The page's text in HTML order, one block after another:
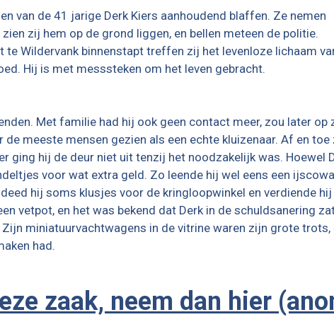
van de 41 jarige Derk Kiers aanhoudend blaffen. Ze nemen
zij hem op de grond liggen, en bellen meteen de politie.
Wildervank binnenstapt treffen zij het levenloze lichaam
Hij is met messsteken om het leven gebracht.
Met familie had hij ook geen contact meer, zou later op
meeste mensen gezien als een echte kluizenaar. Af en toe
ging hij de deur niet uit tenzij het noodzakelijk was. Hoewel
voor wat extra geld. Zo leende hij wel eens een
hij soms klusjes voor de kringloopwinkel en verdiende hij
vetpot, en het was bekend dat Derk in de schuldsanering
miniatuurvachtwagens in de vitrine waren zijn grote trots,
had.
zaak, neem dan hier